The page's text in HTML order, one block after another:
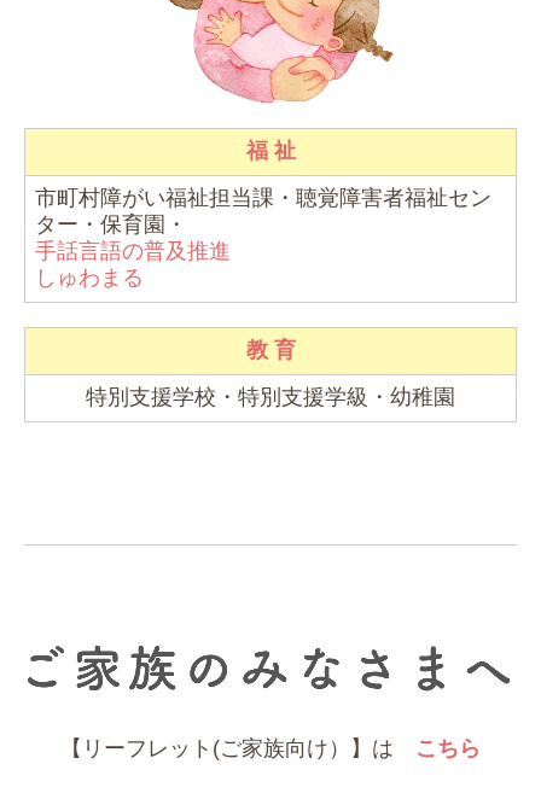
福 祉
市町村障がい福祉担当課・聴覚障害者福祉セン
ター・保育園・
手話言語の普及推進
しゅわまる
教 育
特別支援学校・特別支援学級・幼稚園
【リーフレット(ご家族向け）】 は こちら